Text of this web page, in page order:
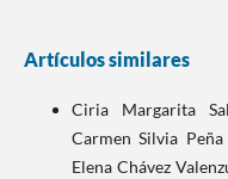
Artículos similares
Ciria Margarita
Carmen Silvia
Elena Chávez